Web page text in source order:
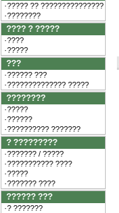
·????? ?? ???????????????
·????????
???? ? ?????
·????
·?????
???
·?????? ???
·?????????????? ?????
????????
·?????
·??????
·?????????? ???????
? ?????????
·??????? / ?????
·??????????? ????
·?????
·??????? ????
?????? ???
·? ???????